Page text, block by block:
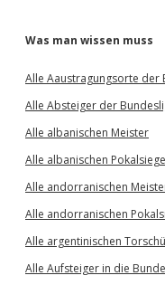
Was man wissen muss
Alle Aaustragungsorte der
Alle Absteiger der
Alle albanischen Meister
Alle albanischen
Alle andorranischen
Alle andorranischen
Alle argentinischen
Alle Aufsteiger in die